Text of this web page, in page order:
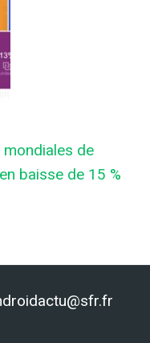
de
baisse de 15 %